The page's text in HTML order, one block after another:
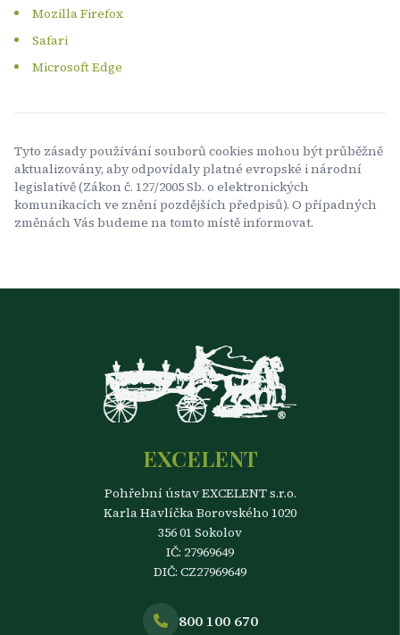
Mozilla Firefox
Safari
Microsoft Edge
Tyto zásady používání souborů cookies mohou být průběžně
aktualizovány, aby odpovídaly platné evropské i národní
legislativě (Zákon č. 127/2005 Sb. o elektronických
komunikacích ve znění pozdějších předpisů). O případných
změnách Vás budeme na tomto místě informovat.
EXCELENT
Pohřební ústav EXCELENT s.r.o.
Karla Havlíčka Borovského 1020
356 01 Sokolov
IČ: 27969649
DIČ: CZ27969649
800 100 670